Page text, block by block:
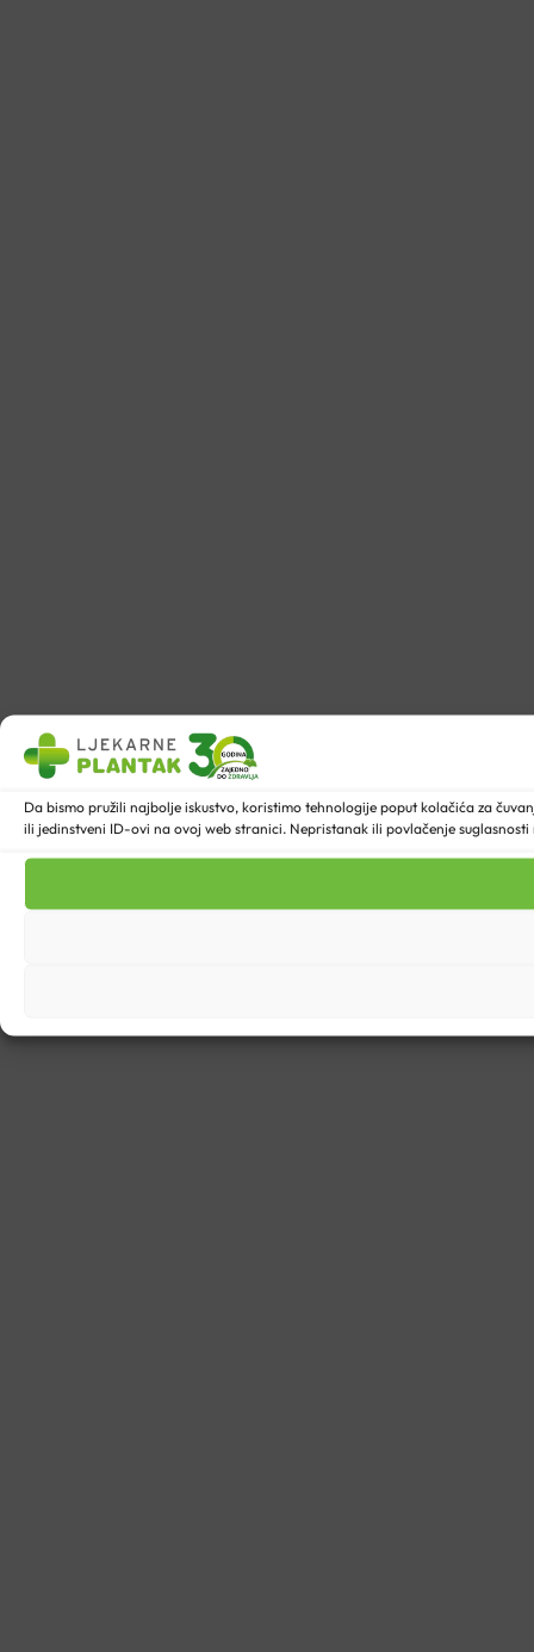
Da bismo pružili najbolje iskustvo, koristimo tehnologije poput kolačića za
ili jedinstveni ID-ovi na ovoj web stranici. Nepristanak ili povlačenje